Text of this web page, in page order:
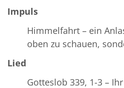
Impuls
Himmelfahrt – ein
oben zu schauen,
Lied
Gotteslob 339, 1-3 –